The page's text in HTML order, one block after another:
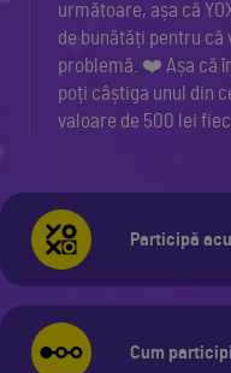
următoare, așa că
de bunătăți pentru
problemă. ❤️ Așa că
poți câștiga unul din
valoare de 500 lei
Participă
Cum